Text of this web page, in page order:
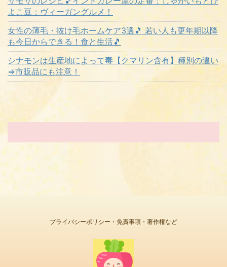
よこ豆：ヴィーガングルメ！
女性の薄毛・抜け毛ホームケア3選🎵 若い人も更年期以降
も今日からできる！食と生活🎵
シナモンは生産地によって毒【クマリン含有】種別の違い
⇒市販品にも注意！
プライバシーポリシー・免責事項・著作権など